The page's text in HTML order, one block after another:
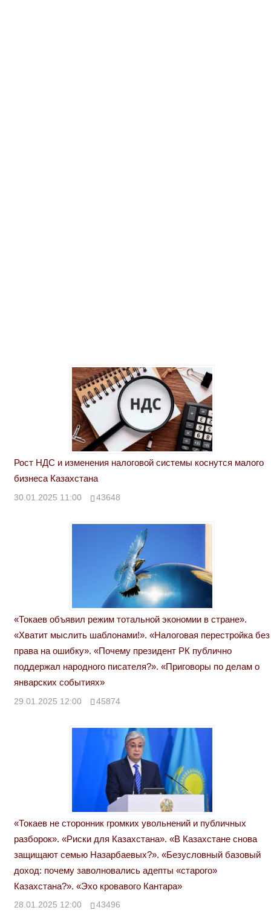
Рост НДС и изменения налоговой системы коснутся малого
бизнеса Казахстана
30.01.2025 11:00 43648
«Токаев объявил режим тотальной экономии в стране».
«Хватит мыслить шаблонами!». «Налоговая перестройка без
права на ошибку». «Почему президент РК публично
поддержал народного писателя?». «Приговоры по делам о
январских событиях»
29.01.2025 12:00 45874
«Токаев не сторонник громких увольнений и публичных
разборок». «Риски для Казахстана». «В Казахстане снова
защищают семью Назарбаевых?». «Безусловный базовый
доход: почему заволновались адепты «старого»
Казахстана?». «Эхо кровавого Кантара»
28.01.2025 12:00 43496